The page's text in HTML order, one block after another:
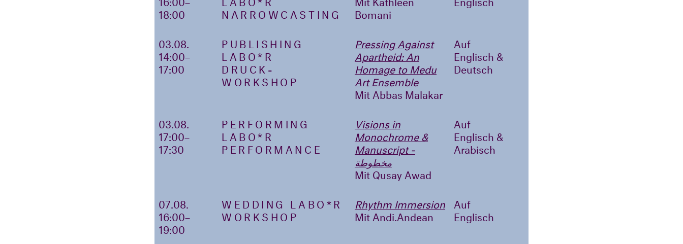
18:00
NARROWCASTING
Bomani
03.08.
14:00–
17:00
PUBLISHING
LABO*R
DRUCK-
WORKSHOP
Pressing Against
Apartheid: An
Homage to Medu
Art Ensemble
Mit Abbas Malakar
Auf
Englisch &
Deutsch
03.08.
17:00–
17:30
PERFORMING
LABO*R
PERFORMANCE
Visions in
Monochrome &
Manuscript -
مخطوطة
Mit Qusay Awad
Auf
Englisch &
Arabisch
07.08.
16:00–
19:00
WEDDING LABO*R
WORKSHOP
Rhythm Immersion
Mit Andi.Andean
Auf
Englisch